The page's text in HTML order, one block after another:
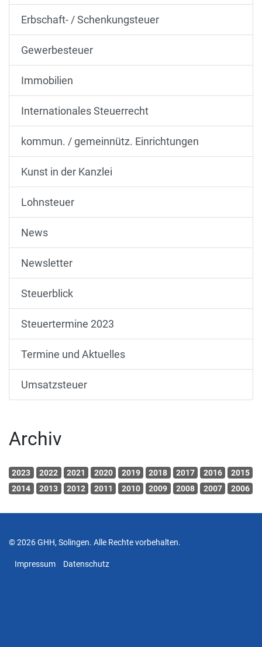
Erbschaft- / Schenkungsteuer
Gewerbesteuer
Immobilien
Internationales Steuerrecht
kommun. / gemeinnütz. Einrichtungen
Kunst in der Kanzlei
Lohnsteuer
News
Newsletter
Steuerblick
Steuertermine 2023
Termine und Aktuelles
Umsatzsteuer
Archiv
2023 2022 2021 2020 2019 2018 2017 2016
2015
2014
2013 2012 2011 2010 2009 2008 2007 2006
© 2026 GHH, Solingen. Alle Rechte vorbehalten.
Impressum Datenschutz